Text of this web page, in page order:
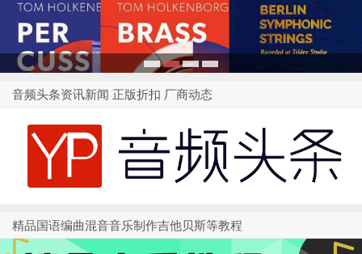
音频头条资讯新闻 正版折扣 厂商动态
精品国语编曲混音音乐制作吉他贝斯等教程